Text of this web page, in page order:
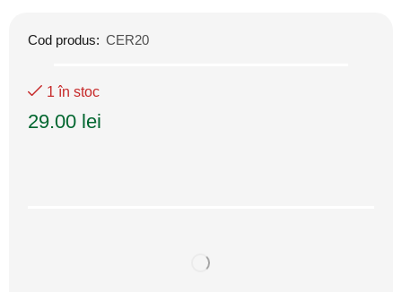
Cod produs: CER20
1 în stoc
29.00 lei